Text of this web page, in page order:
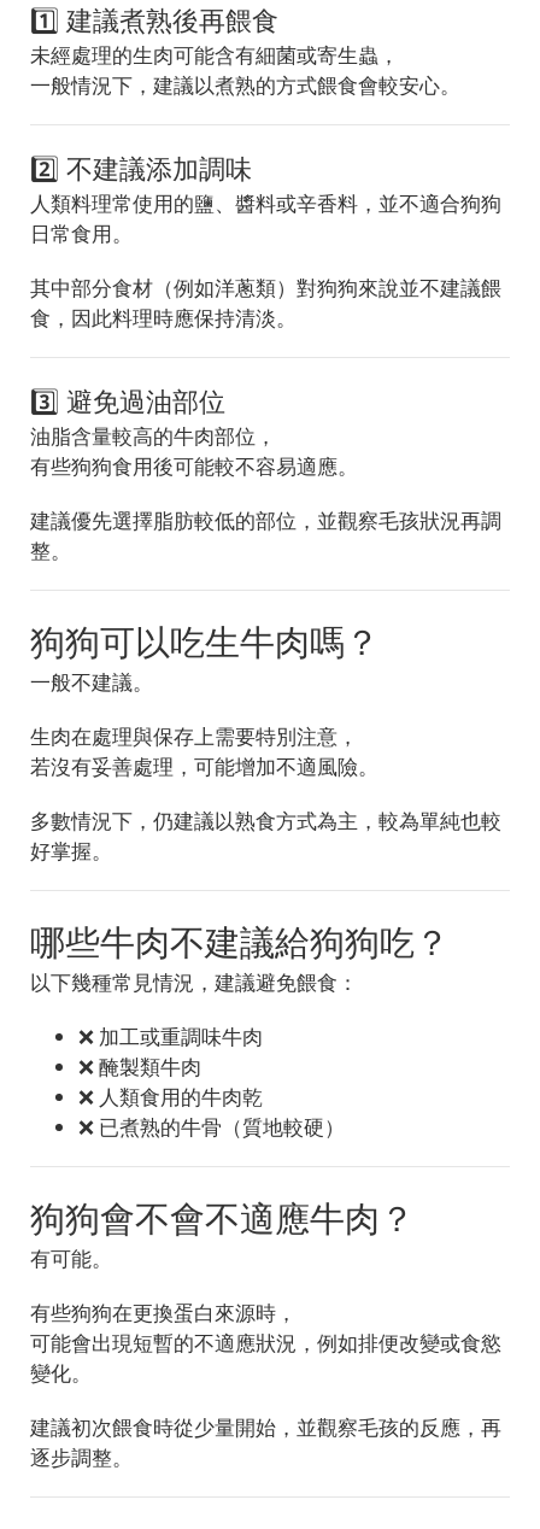
1️⃣ 建議煮熟後再餵食
未經處理的生肉可能含有細菌或寄生蟲，
一般情況下，建議以煮熟的方式餵食會較安心。
2️⃣ 不建議添加調味
人類料理常使用的鹽、醬料或辛香料，並不適合狗狗
日常食用。
其中部分食材（例如洋蔥類）對狗狗來說並不建議餵
食，因此料理時應保持清淡。
3️⃣ 避免過油部位
油脂含量較高的牛肉部位，
有些狗狗食用後可能較不容易適應。
建議優先選擇脂肪較低的部位，並觀察毛孩狀況再調
整。
狗狗可以吃生牛肉嗎？
一般不建議。
生肉在處理與保存上需要特別注意，
若沒有妥善處理，可能增加不適風險。
多數情況下，仍建議以熟食方式為主，較為單純也較
好掌握。
哪些牛肉不建議給狗狗吃？
以下幾種常見情況，建議避免餵食：
❌ 加工或重調味牛肉
❌ 醃製類牛肉
❌ 人類食用的牛肉乾
❌ 已煮熟的牛骨（質地較硬）
狗狗會不會不適應牛肉？
有可能。
有些狗狗在更換蛋白來源時，
可能會出現短暫的不適應狀況，例如排便改變或食慾
變化。
建議初次餵食時從少量開始，並觀察毛孩的反應，再
逐步調整。